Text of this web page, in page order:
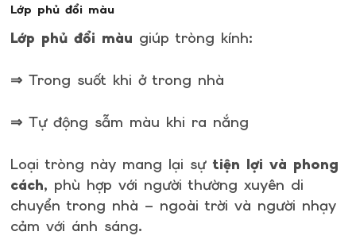
Lớp phủ đổi màu
Lớp phủ đổi màu giúp tròng kính:
⇒ Trong suốt khi ở trong nhà
⇒ Tự động sẫm màu khi ra nắng
Loại tròng này mang lại sựtiện lợi và phong
cách, phù hợp với người thường xuyên di
chuyển trong nhà – ngoài trời và người nhạy
cảm với ánh sáng.